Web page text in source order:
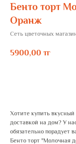
Бенто торт
Оранж
Сеть цветочных
5900,00 тг
Хотите купить
доставкой на дом? У
обязательно порадует
Бенто торт "Молочная